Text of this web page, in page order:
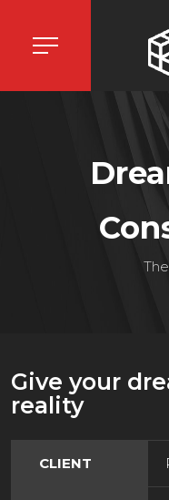
Give your
reality
CLIENT